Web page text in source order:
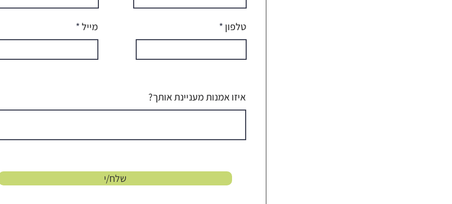
מייל טלפון
איזו אמנות מעניינת אותך?
שלח/י